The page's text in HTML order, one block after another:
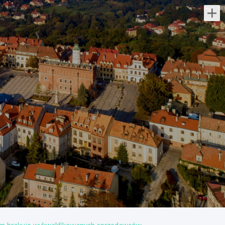
Najnowsze oferty pracy:
Kwalifikowany Pracownik /
Kwalifikowana Pracowniczka
Ochrony
DGP Security Partner Sp. Z o.o.
świętokrzyskie/
Do Twoich zadań będzie należeć:
patrolowanie i monitorowanie
chronionego obiektu, kontrola ruchu
pojazdów na terenie obiektu, zapewnienie
bezpieczeństwa...
dzisiaj